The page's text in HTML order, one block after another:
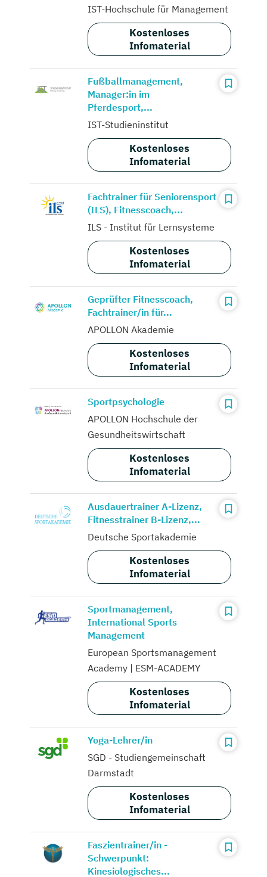
IST-Hochschule für Management
Kostenloses
Infomaterial
Fußballmanagement,
Manager:in im
Pferdesport,...
IST-Studieninstitut
Kostenloses
Infomaterial
Fachtrainer für Seniorensport
(ILS), Fitnesscoach,...
ILS - Institut für Lernsysteme
Kostenloses
Infomaterial
Geprüfter Fitnesscoach,
Fachtrainer/in für...
APOLLON Akademie
Kostenloses
Infomaterial
Sportpsychologie
APOLLON Hochschule der
Gesundheitswirtschaft
Kostenloses
Infomaterial
Ausdauertrainer A-Lizenz,
Fitnesstrainer B-Lizenz,...
Deutsche Sportakademie
Kostenloses
Infomaterial
Sportmanagement,
International Sports
Management
European Sportsmanagement
Academy | ESM-ACADEMY
Kostenloses
Infomaterial
Yoga-Lehrer/in
SGD - Studiengemeinschaft
Darmstadt
Kostenloses
Infomaterial
Faszientrainer/in -
Schwerpunkt:
Kinesiologisches...